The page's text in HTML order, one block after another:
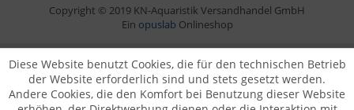
Copyright © 2019 KN-Aquaristik Versandhandel GmbH
Ein opuslab Onlineshop
Diese Website benutzt Cookies, die für den technischen Betrieb
der Website erforderlich sind und stets gesetzt werden.
Andere Cookies, die den Komfort bei Benutzung dieser Website